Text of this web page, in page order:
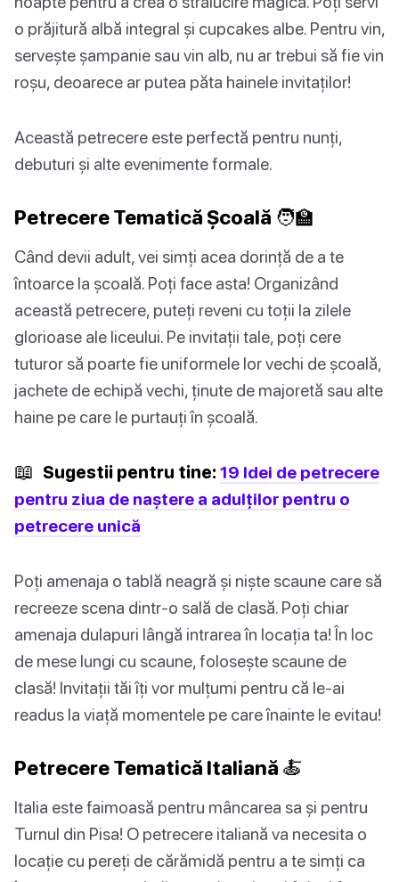
o prăjitură albă integral și cupcakes albe. Pentru vin,
servește șampanie sau vin alb, nu ar trebui să fie vin
roșu, deoarece ar putea păta hainele invitaților!
Această petrecere este perfectă pentru nunți,
debuturi și alte evenimente formale.
Petrecere Tematică Școală 🧑‍🏫
Când devii adult, vei simți acea dorință de a te
întoarce la școală. Poți face asta! Organizând
această petrecere, puteți reveni cu toții la zilele
glorioase ale liceului. Pe invitații tale, poți cere
tuturor să poarte fie uniformele lor vechi de școală,
jachete de echipă vechi, ținute de majoretă sau alte
haine pe care le purtauți în școală.
📖 Sugestii pentru tine: 19 Idei de petrecere
pentru ziua de naștere a adulților pentru o
petrecere unică
Poți amenaja o tablă neagră și niște scaune care să
recreeze scena dintr-o sală de clasă. Poți chiar
amenaja dulapuri lângă intrarea în locația ta! În loc
de mese lungi cu scaune, folosește scaune de
clasă! Invitații tăi îți vor mulțumi pentru că le-ai
readus la viață momentele pe care înainte le evitau!
Petrecere Tematică Italiană 🍝
Italia este faimoasă pentru mâncarea sa și pentru
Turnul din Pisa! O petrecere italiană va necesita o
locație cu pereți de cărămidă pentru a te simți ca